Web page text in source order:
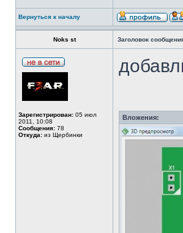
Вернуться к началу
Noks st Заголовок
Зарегистрирован: 05 июл
2011, 10:08
Сообщения: 78
Откуда: из Щербинки
Вложения: